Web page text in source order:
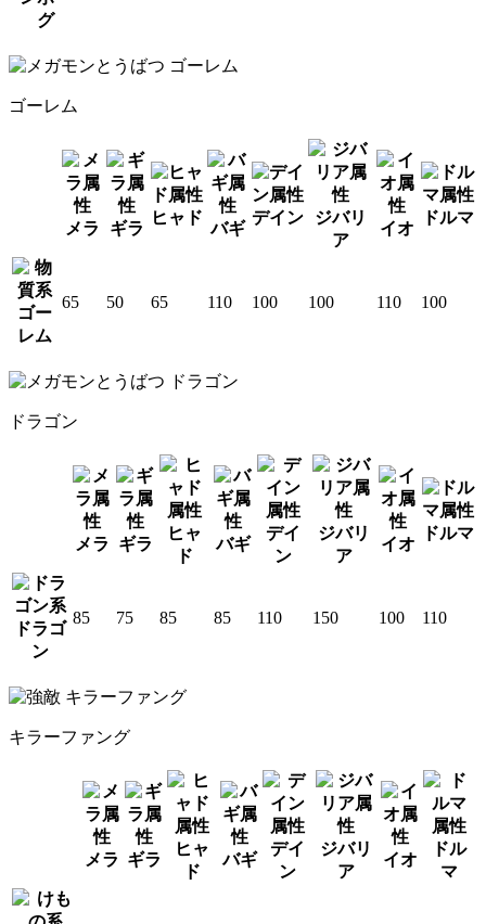
グ
ゴーレム
メラ ギラ
ヒャド
バギ
デイン
ジバリ
ア
イオ
ドルマ
ゴー
レム
65 50 65 110 100 100 110 100
ドラゴン
メラ ギラ
ヒャ
ド
バギ
デイ
ン
ジバリ
ア
イオ
ドルマ
ドラゴ
ン
85 75 85 85 110 150 100 110
キラーファング
メラ ギラ
ヒャ
ド
バギ
デイ
ン
ジバリ
ア
イオ
ドル
マ